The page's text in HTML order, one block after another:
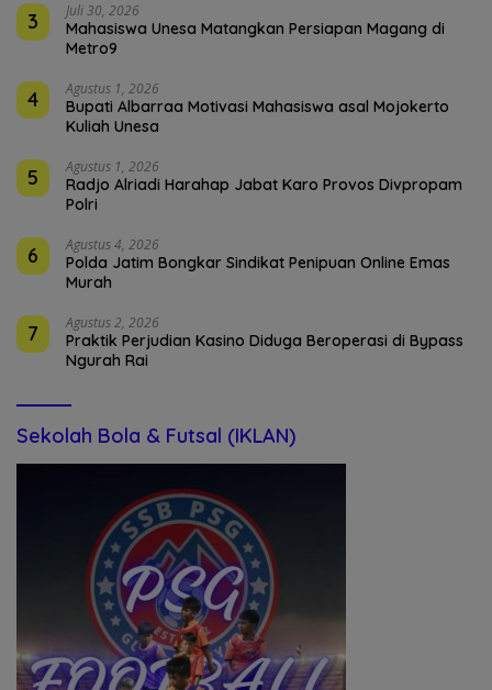
3 Juli 30, 2026
Mahasiswa Unesa Matangkan Persiapan Magang di
Metro9
4 Agustus 1, 2026
Bupati Albarraa Motivasi Mahasiswa asal Mojokerto
Kuliah Unesa
5 Agustus 1, 2026
Radjo Alriadi Harahap Jabat Karo Provos Divpropam
Polri
6 Agustus 4, 2026
Polda Jatim Bongkar Sindikat Penipuan Online Emas
Murah
7 Agustus 2, 2026
Praktik Perjudian Kasino Diduga Beroperasi di Bypass
Ngurah Rai
Sekolah Bola & Futsal (IKLAN)